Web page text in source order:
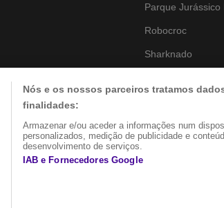
Parque Jurássico
Robocroc
Sharknado
Sharknado 4:
Nós e os nossos parceiros tratamos
finalidades:
Armazenar e/ou aceder a informações num
personalizados, medição de publicidade e
desenvolvimento de serviços.
IAB e Fornecedores Google